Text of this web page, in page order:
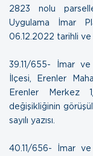
2823 nolu
Uygulama İmar
06.12.2022 tarihli ve
39.11/655- İmar ve
İlçesi, Erenler
Erenler Merkez
değişikliğinin
sayılı yazısı.
40.11/656- İmar ve